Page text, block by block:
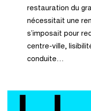
restauration du
nécessitait une
s’imposait pour
centre-ville,
conduite…